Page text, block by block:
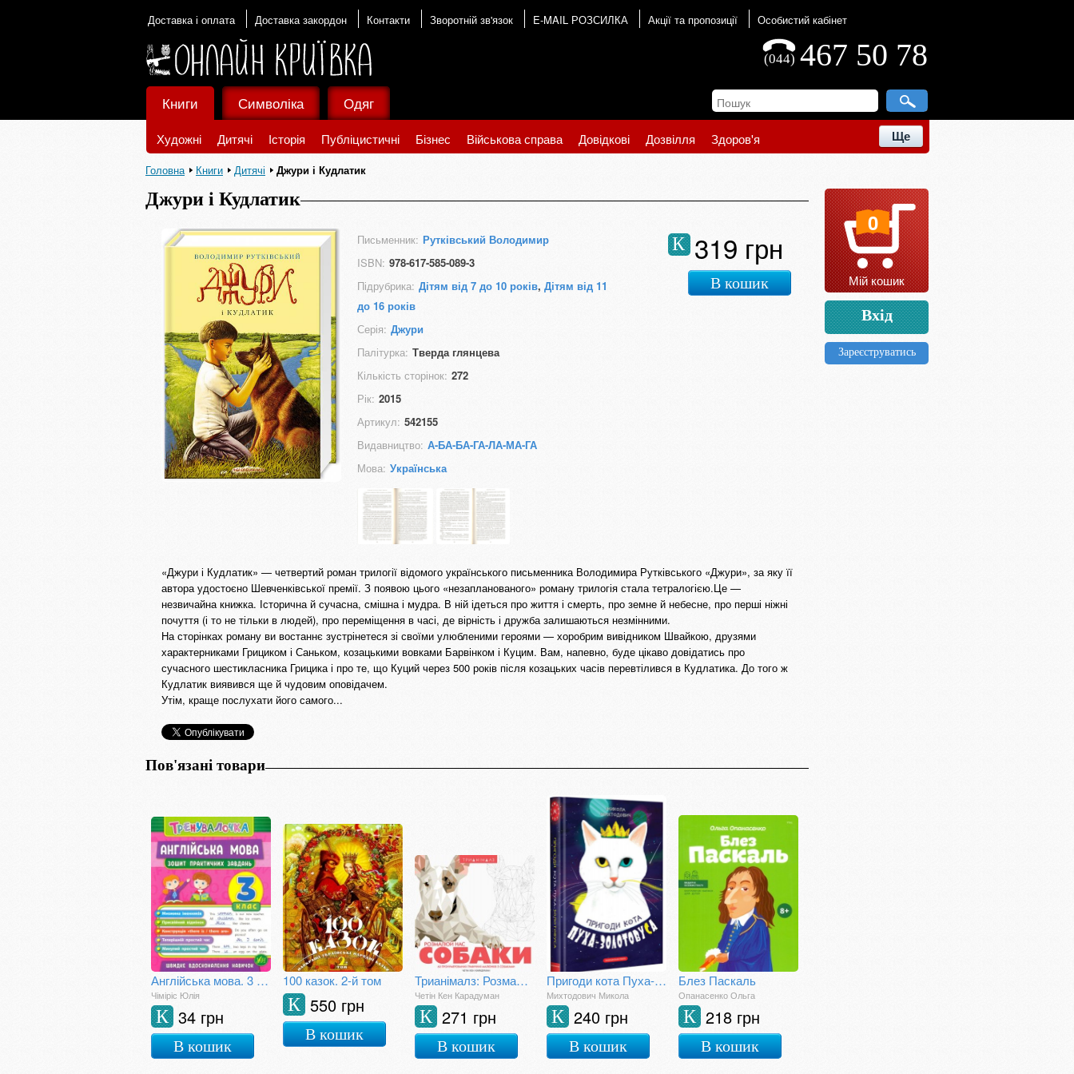
Доставка і оплата Доставка закордон Контакти Зворотній зв'язок E-MAIL РОЗСИЛКА Акції та пропозиції Особистий кабінет
467 50 78
(044)
Книги
Художні Дитячі Історія Публіцистичні Бізнес Військова справа Довідкові Дозвілля Здоров'я Ще
Символіка Одяг
Головна Книги Дитячі Джури і Кудлатик
Джури і Кудлатик
Письменник: Рутківський Володимир
ISBN: 978-617-585-089-3
Підрубрика: Дітям від 7 до 10 років, Дітям від 11
до 16 років
Серія: Джури
Палітурка: Тверда глянцева
Кількість сторінок: 272
Рік: 2015
Артикул: 542155
Видавництво: А-БА-БА-ГА-ЛА-МА-ГА
Мова: Українська
319 грн
К
В кошик
«Джури і Кудлатик» — четвертий роман трилогії відомого українського письменника Володимира Рутківського «Джури», за яку її
автора удостоєно Шевченківської премії. З появою цього «незапланованого» роману трилогія стала тетралогією.Це —
незвичайна книжка. Історична й сучасна, смішна і мудра. В ній ідеться про життя і смерть, про земне й небесне, про перші ніжні
почуття (і то не тільки в людей), про переміщення в часі, де вірність і дружба залишаються незмінними.
На сторінках роману ви востаннє зустрінетеся зі своїми улюбленими героями — хоробрим вивідником Швайкою, друзями
характерниками Грициком і Саньком, козацькими вовками Барвінком і Куцим. Вам, напевно, буде цікаво довідатись про
сучасного шестикласника Грицика і про те, що Куций через 500 років після козацьких часів перевтілився в Кудлатика. До того ж
Кудлатик виявився ще й чудовим оповідачем.
Утім, краще послухати його самого...
Пов'язані товари
Англійська мова. 3 клас. Зошит практичних завдань
Чіміріс Юлія
34 грн
К
В кошик
100 казок. 2-й том
550 грн
К
В кошик
Трианімалз: Розмалюй нас. Собаки
Четін Кен Карадуман
271 грн
К
В кошик
Пригоди кота Пуха-Золотовуса
Михтодович Микола
240 грн
К
В кошик
Блез Паскаль
Опанасенко Ольга
218 грн
К
В кошик
0
Мій кошик
Вхід
Зареєструватись